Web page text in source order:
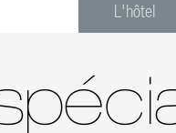
L'hôtel